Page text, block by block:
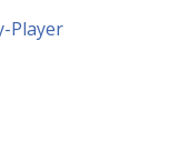
Player